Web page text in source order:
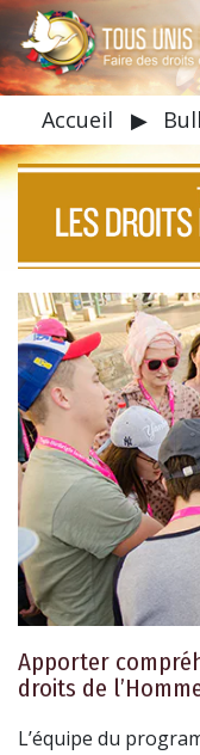
Accueil ▶
Apporter
droits de
L’équipe du